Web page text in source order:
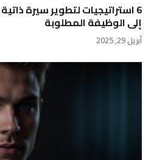
6 استراتيجيات لتطوير سيرة
إلى الوظيفة المطلوبة
أبريل 29, 2025